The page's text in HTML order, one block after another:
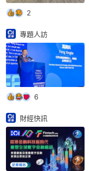
2
專題人訪
6
財經快訊